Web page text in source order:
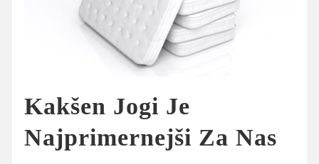
Kakšen Jogi Je
Najprimernejši Za Nas